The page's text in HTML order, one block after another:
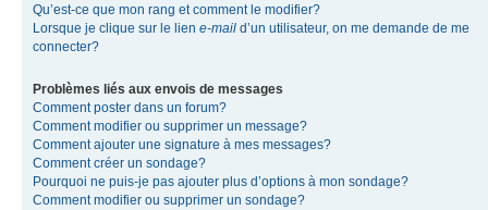
Qu’est-ce que mon rang et comment le modifier?
Lorsque je clique sur le lien e-mail d’un utilisateur, on me demande de me
connecter?
Problèmes liés aux envois de messages
Comment poster dans un forum?
Comment modifier ou supprimer un message?
Comment ajouter une signature à mes messages?
Comment créer un sondage?
Pourquoi ne puis-je pas ajouter plus d’options à mon sondage?
Comment modifier ou supprimer un sondage?